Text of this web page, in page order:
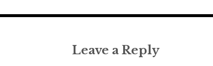
Leave a Reply